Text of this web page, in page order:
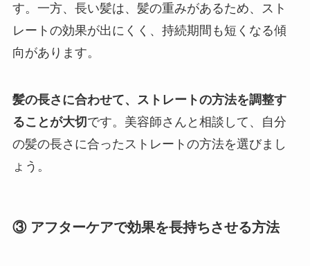
す。一方、長い髪は、髪の重みがあるため、スト
レートの効果が出にくく、持続期間も短くなる傾
向があります。
髪の長さに合わせて、ストレートの方法を調整す
ることが大切です。美容師さんと相談して、自分
の髪の長さに合ったストレートの方法を選びまし
ょう。
③ アフターケアで効果を長持ちさせる方法